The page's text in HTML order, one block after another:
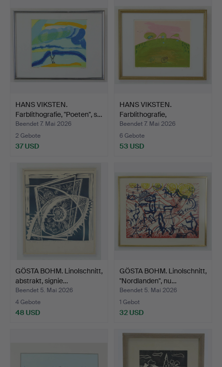
HANS VIKSTEN.
Farblithografie, "Poeten", s…
Beendet 7. Mai 2026
2 Gebote
37 USD
HANS VIKSTEN.
Farblithografie,
"Högsommar"…
Beendet 7. Mai 2026
6 Gebote
53 USD
GÖSTA BOHM. Linolschnitt,
abstrakt, signie…
Beendet 5. Mai 2026
4 Gebote
48 USD
GÖSTA BOHM. Linolschnitt,
"Nordlanden", nu…
Beendet 5. Mai 2026
1 Gebot
32 USD